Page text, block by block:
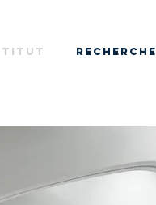
RECHERCHE